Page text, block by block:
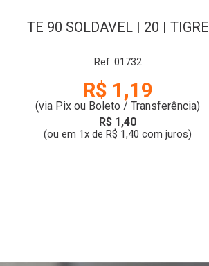
TE 90 SOLDAVEL | 20 | TIGRE
Ref: 01732
R$ 1,19
(via Pix ou Boleto / Transferência)
R$ 1,40
(ou em 1x de R$ 1,40 com juros)